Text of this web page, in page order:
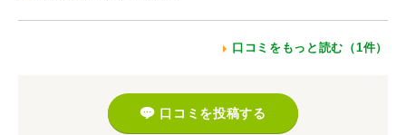
口コミをもっと読む（1件）
口コミを投稿する